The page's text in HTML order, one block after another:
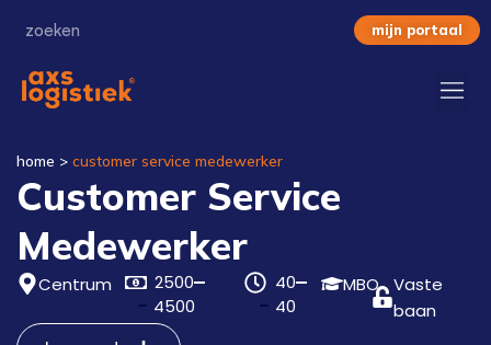
mijn portaal
home > customer service medewerker
Customer Service
Medewerker
Centrum
2500
4500
40
40
MBO
Vaste
baan